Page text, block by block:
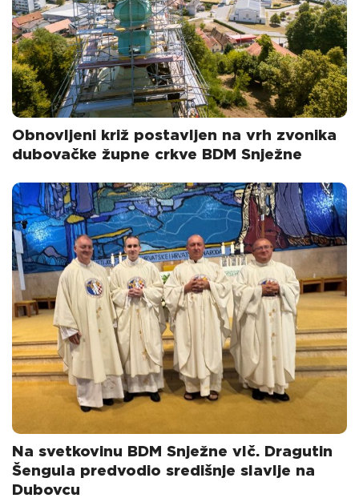
Obnovljeni križ postavljen na vrh zvonika
dubovačke župne crkve BDM Snježne
Na svetkovinu BDM Snježne vlč. Dragutin
Šengula predvodio središnje slavlje na
Dubovcu